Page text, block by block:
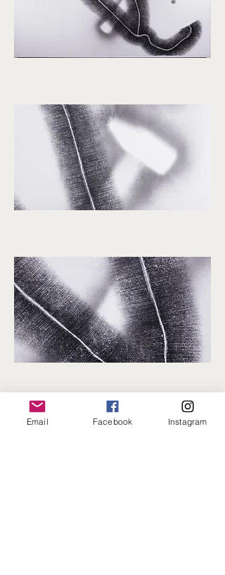
Email Facebook Instagram